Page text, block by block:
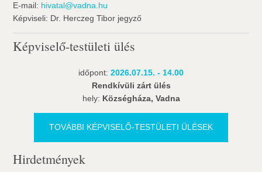
E-mail: hivatal@vadna.hu
Képviseli: Dr. Herczeg Tibor jegyző
Képviselő-testületi ülés
időpont: 2026.07.15. - 14.00
Rendkívüli zárt ülés
hely: Községháza, Vadna
TOVÁBBI KÉPVISELŐ-TESTÜLETI ÜLÉSEK
Hirdetmények